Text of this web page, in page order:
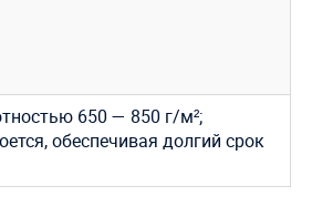
650 — 850 г/м²;
обеспечивая долгий срок